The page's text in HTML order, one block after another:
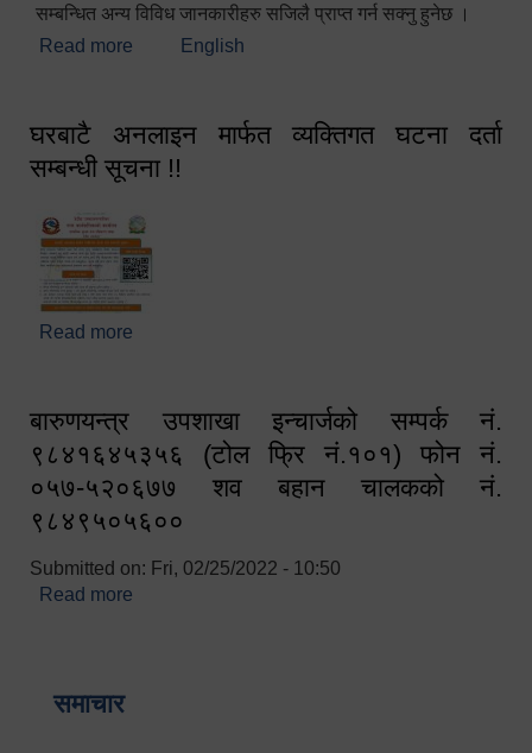
सम्बन्धित अन्य विविध जानकारीहरु सजिलै प्राप्त गर्न सक्नु हुनेछ ।
Read more about स्वागतम!!!
English
घरबाटै अनलाइन मार्फत व्यक्तिगत घटना दर्ता
सम्बन्धी सूचना !!
Read more
बारुणयन्त्र उपशाखा इन्चार्जको सम्पर्क नं.
९८४१६४५३५६ (टोल फ्रि नं.१०१) फोन नं.
०५७-५२०६७७ शव बहान चालकको नं.
९८४९५०५६००
Submitted on: Fri, 02/25/2022 - 10:50
Read more
समाचार